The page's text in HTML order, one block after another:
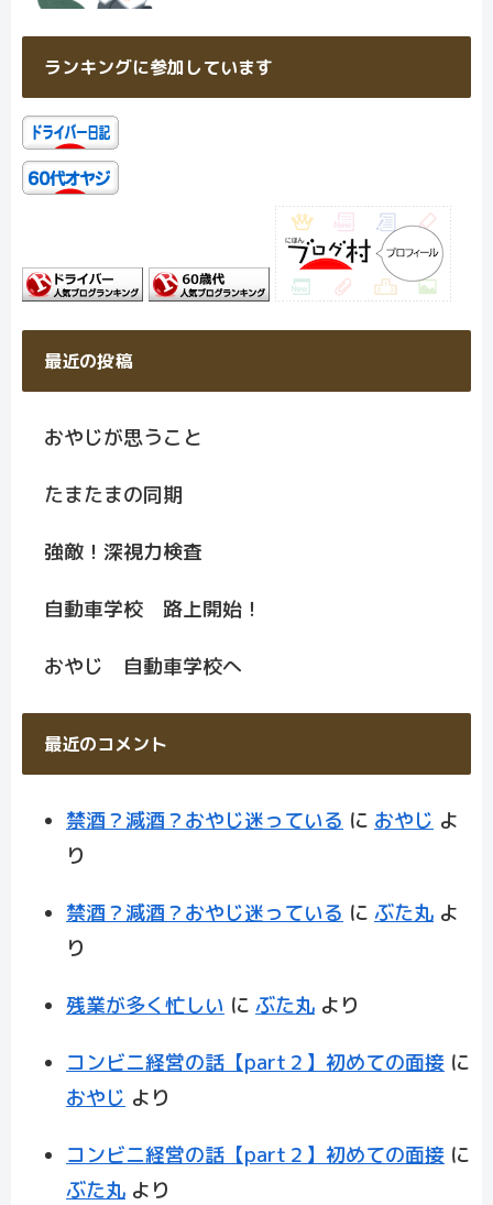
ランキングに参加しています
最近の投稿
おやじが思うこと
たまたまの同期
強敵！深視力検査
自動車学校 路上開始！
おやじ 自動車学校へ
最近のコメント
禁酒？減酒？おやじ迷っている に おやじ よ
り
禁酒？減酒？おやじ迷っている に ぶた丸 よ
り
残業が多く忙しい に ぶた丸 より
コンビニ経営の話【part２】初めての面接 に
おやじ より
コンビニ経営の話【part２】初めての面接 に
ぶた丸 より